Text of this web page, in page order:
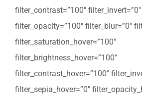
filter_contrast=”100″
filter_opacity=”100″ filter_blur=”0″
filter_saturation_hover=”100″
filter_brightness_hover=”100″
filter_contrast_hover=”100″
filter_sepia_hover=”0″